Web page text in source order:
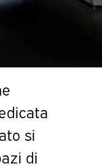
si
di